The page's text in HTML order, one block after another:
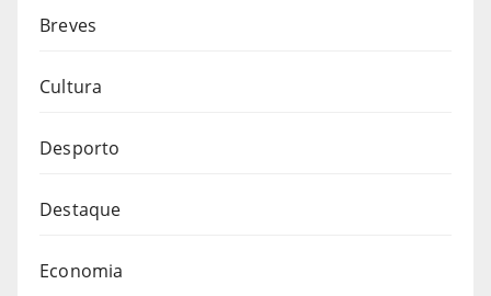
Breves
Cultura
Desporto
Destaque
Economia